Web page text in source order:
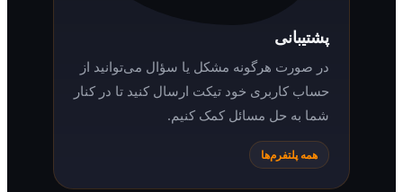
در صورت هرگونه مشکل یا سؤال می‌توانید از
حساب کاربری خود تیکت ارسال کنید تا در کنار
شما به حل مسائل کمک کنیم.
همه پلتفرم‌ها